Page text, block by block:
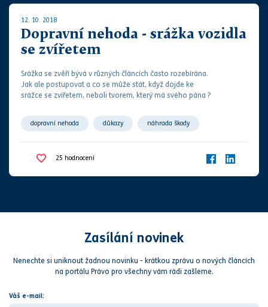
12. 10. 2018
Dopravní nehoda - srážka vozidla
se zvířetem
Srážka se zvěří bývá v různých článcích často rozebírána.
Jak ale postupovat a co se může stát, když dojde ke
srážce se zvířetem, neboli tvorem, který má svého pána ?
dopravní nehoda důkazy náhrada škody
náhrada újmy pojišťovna poškozený
srážka se zvířetem
25 hodnocení
Zasílání novinek
Nenechte si uniknout žadnou novinku - krátkou zprávu o nových článcích
na portálu Právo pro všechny vám rádi zašleme.
Váš e-mail: